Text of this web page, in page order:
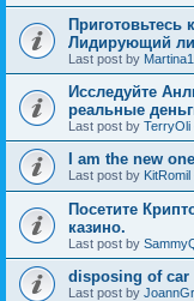
Лидирующий
Last post by Martina1
Исследуйте
реальные
Last post by TerryOli
I am the new one
Last post by KitRomil
Посетите
казино.
Last post by
disposing of car
Last post by